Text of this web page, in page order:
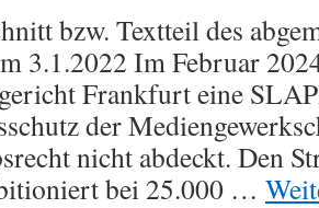
bzw. Textteil des
3.1.2022 Im Februar
Frankfurt eine
der
nicht abdeckt. Den
bei 25.000 …